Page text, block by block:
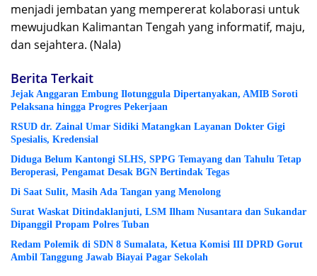
menjadi jembatan yang mempererat kolaborasi untuk
mewujudkan Kalimantan Tengah yang informatif, maju,
dan sejahtera. (Nala)
Berita Terkait
Jejak Anggaran Embung Ilotunggula Dipertanyakan, AMIB Soroti
Pelaksana hingga Progres Pekerjaan
RSUD dr. Zainal Umar Sidiki Matangkan Layanan Dokter Gigi
Spesialis, Kredensial
Diduga Belum Kantongi SLHS, SPPG Temayang dan Tahulu Tetap
Beroperasi, Pengamat Desak BGN Bertindak Tegas
Di Saat Sulit, Masih Ada Tangan yang Menolong
Surat Waskat Ditindaklanjuti, LSM Ilham Nusantara dan Sukandar
Dipanggil Propam Polres Tuban
Redam Polemik di SDN 8 Sumalata, Ketua Komisi III DPRD Gorut
Ambil Tanggung Jawab Biayai Pagar Sekolah